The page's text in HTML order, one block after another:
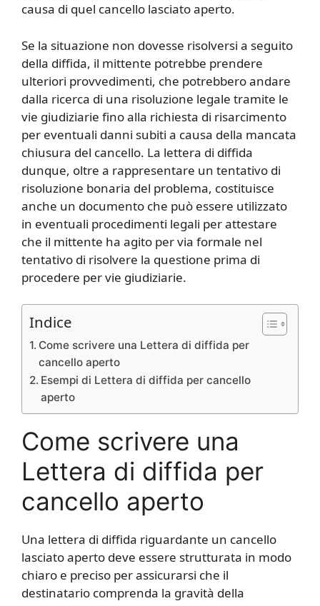
causa di quel cancello lasciato aperto.
Se la situazione non dovesse risolversi a seguito
della diffida, il mittente potrebbe prendere
ulteriori provvedimenti, che potrebbero andare
dalla ricerca di una risoluzione legale tramite le
vie giudiziarie fino alla richiesta di risarcimento
per eventuali danni subiti a causa della mancata
chiusura del cancello. La lettera di diffida
dunque, oltre a rappresentare un tentativo di
risoluzione bonaria del problema, costituisce
anche un documento che può essere utilizzato
in eventuali procedimenti legali per attestare
che il mittente ha agito per via formale nel
tentativo di risolvere la questione prima di
procedere per vie giudiziarie.
Indice
Come scrivere una Lettera di diffida per
cancello aperto
Esempi di Lettera di diffida per cancello
aperto
Come scrivere una
Lettera di diffida per
cancello aperto
Una lettera di diffida riguardante un cancello
lasciato aperto deve essere strutturata in modo
chiaro e preciso per assicurarsi che il
destinatario comprenda la gravità della